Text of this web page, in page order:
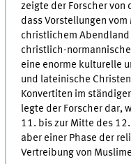
zeigte der Forscher von
dass Vorstellungen
christlichem
christlich-
eine enorme kulturelle
und lateinische
Konvertiten im
legte der Forscher dar,
11. bis zur Mitte des
aber einer Phase der
Vertreibung von